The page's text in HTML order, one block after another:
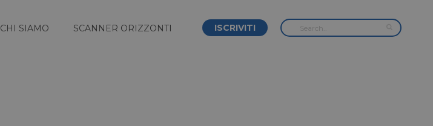
CHI SIAMO SCANNER ORIZZONTI ISCRIVITI